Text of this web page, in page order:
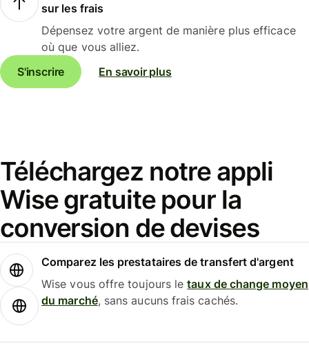
sur les frais
Dépensez votre argent de manière plus efficace
où que vous alliez.
S'inscrire
En savoir plus
Téléchargez notre appli
Wise gratuite pour la
conversion de devises
Comparez les prestataires de transfert d'argent
Wise vous offre toujours letaux de change moyen
du marché, sans aucuns frais cachés.